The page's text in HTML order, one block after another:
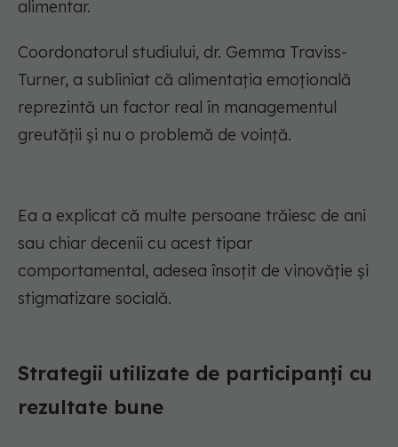
alimentar.
Coordonatorul studiului, dr. Gemma Traviss-
Turner, a subliniat că alimentația emoțională
reprezintă un factor real în managementul
greutății și nu o problemă de voință.
Ea a explicat că multe persoane trăiesc de ani
sau chiar decenii cu acest tipar
comportamental, adesea însoțit de vinovăție și
stigmatizare socială.
Strategii utilizate de participanți cu
rezultate bune